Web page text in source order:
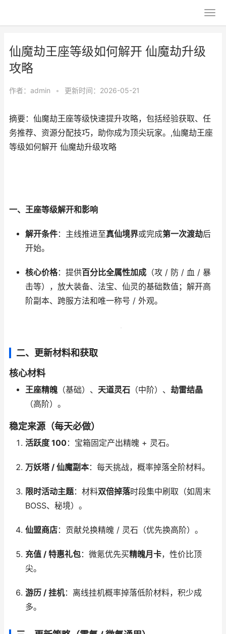
仙魔劫王座等级如何解开 仙魔劫升级
攻略
作者： admin • 更新时间：2026-05-21
摘要：仙魔劫王座等级快速提升攻略，包括经验获取、任
务推荐、资源分配技巧，助你成为顶尖玩家。,仙魔劫王座
等级如何解开 仙魔劫升级攻略
一、王座等级解开和影响
解开条件：主线推进至真仙境界或完成第一次渡劫后
开始。
核心价格：提供百分比全属性加成（攻 / 防 / 血 / 暴
击等），放大装备、法宝、仙灵的基础数值；解开高
阶副本、跨服方法和唯一称号 / 外观。
二、更新材料和获取
核心材料
王座精魄（基础）、 天道灵石（中阶）、 劫雷结晶
（高阶）。
稳定来源（每天必做）
活跃度 100：宝箱固定产出精魄 + 灵石。
万妖塔 / 仙魔副本：每天挑战，概率掉落全阶材料。
限时活动主题：材料双倍掉落时段集中刷取（如周末
BOSS、秘境）。
仙盟商店：贡献兑换精魄 / 灵石（优先换高阶）。
充值 / 特惠礼包：微氪优先买精魄月卡，性价比顶
尖。
游历 / 挂机：离线挂机概率掉落低阶材料，积少成
多。